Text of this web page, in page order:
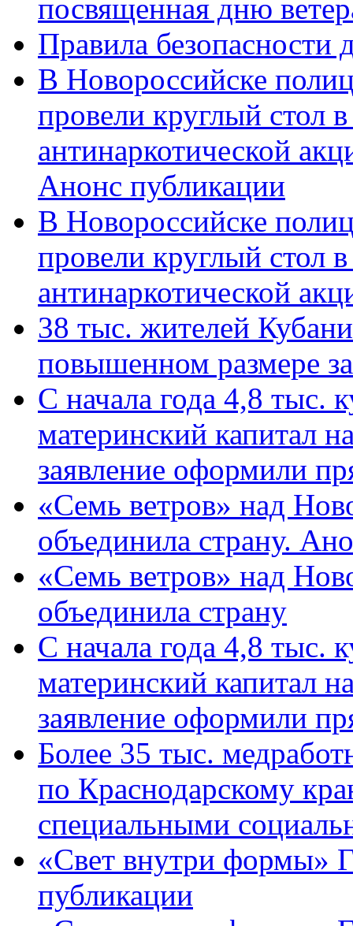
посвященная дню
Правила безопасности
В Новороссийске
провели круглый стол
антинаркотической
Анонс публикации
В Новороссийске
провели круглый стол
антинаркотической
38 тыс. жителей
повышенном размере
С начала года 4,8 тыс.
материнский капитал
заявление оформили
«Семь ветров» над
объединила страну.
«Семь ветров» над
объединила страну
С начала года 4,8 тыс.
материнский капитал
заявление оформили
Более 35 тыс.
по Краснодарскому
специальными
«Свет внутри формы»
публикации